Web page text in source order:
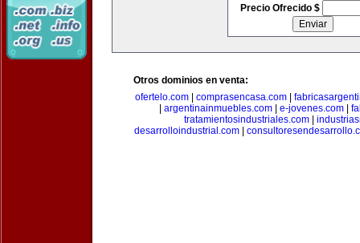
Precio Ofrecido $
Otros dominios en venta:
ofertelo.com| comprasencasa.com|
argentinainmuebles.com| e-jovenes.com|
tratamientosindustriales.com
desarrolloindustrial.com|